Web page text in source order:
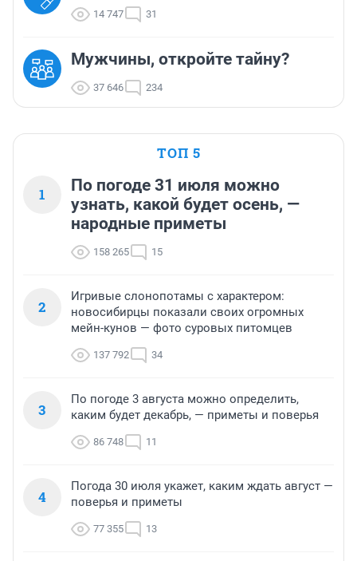
14 747 31
Мужчины, откройте тайну?
37 646 234
ТОП 5
1
По погоде 31 июля можно
узнать, какой будет осень, —
народные приметы
158 265 15
2
Игривые слонопотамы с характером:
новосибирцы показали своих огромных
мейн-кунов — фото суровых питомцев
137 792 34
3
По погоде 3 августа можно определить,
каким будет декабрь, — приметы и поверья
86 748 11
4
Погода 30 июля укажет, каким ждать август —
поверья и приметы
77 355 13